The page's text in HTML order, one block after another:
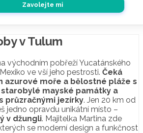
v Tulum
východním pobřeží Yucatánského
ve vší jeho pestrosti. Čeká
azurové moře a bělostné pláže s
mayské památky a
průzračnými jezírky. Jen 20 km od
jedno opravdu unikátní místo –
v džungli. Majitelka Martina zde
se moderní design a funkčnost